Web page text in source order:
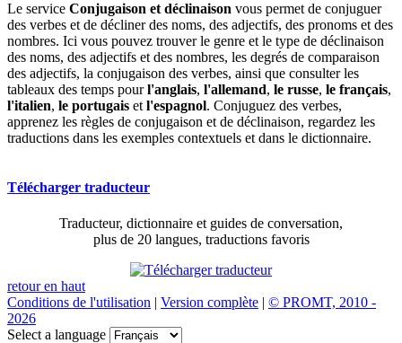
Le service Conjugaison et déclinaison vous permet de conjuguer
des verbes et de décliner des noms, des adjectifs, des pronoms et des
nombres. Ici vous pouvez trouver le genre et le type de déclinaison
des noms, des adjectifs et des nombres, les degrés de comparaison
des adjectifs, la conjugaison des verbes, ainsi que consulter les
tableaux des temps pourl'anglais, l'allemand, le russe, le français,
l'italien, le portugais et l'espagnol. Conjuguez des verbes,
apprenez les règles de conjugaison et de déclinaison, regardez les
traductions dans les exemples contextuels et dans le dictionnaire.
Télécharger traducteur
Traducteur, dictionnaire et guides de conversation,
plus de 20 langues, traductions favoris
retour en haut
Conditions de l'utilisation | Version complète | © PROMT, 2010 -
2026
Select a language